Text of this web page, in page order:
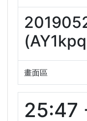
畫面區
25:47